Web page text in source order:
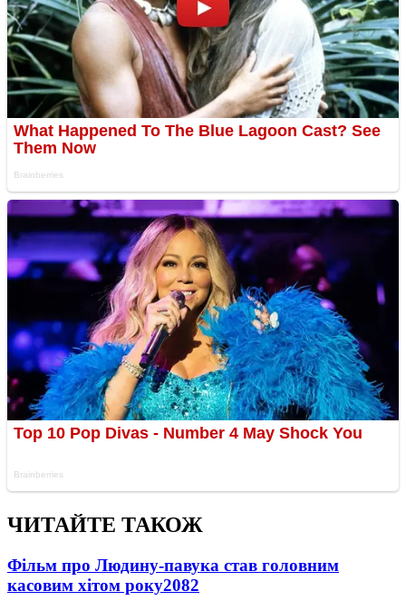
ЧИТАЙТЕ ТАКОЖ
Фільм про Людину-павука став головним
касовим хітом року2082